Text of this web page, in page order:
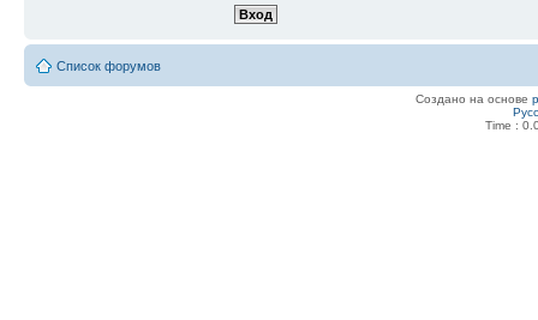
Список форумов
Создано на основе
Time :